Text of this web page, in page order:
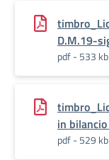
D.M.19-
pdf - 533 kb
in
pdf - 529 kb